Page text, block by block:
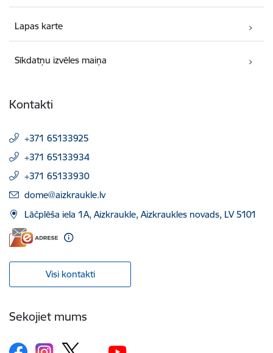
Lapas karte
Sīkdatņu izvēles maiņa
Kontakti
+371 65133925
+371 65133934
+371 65133930
E-pasts:
dome@aizkraukle.lv
Lāčplēša iela 1A, Aizkraukle, Aizkraukles novads, LV 5101
Visi kontakti
Sekojiet mums